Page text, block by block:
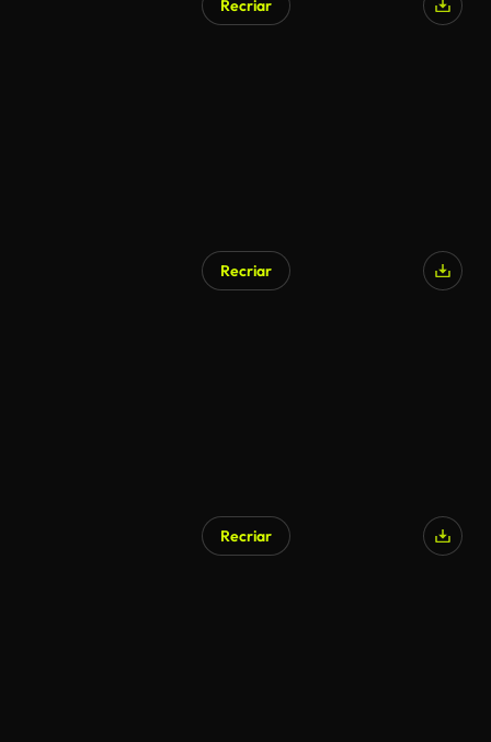
Recriar
Recriar
Recriar